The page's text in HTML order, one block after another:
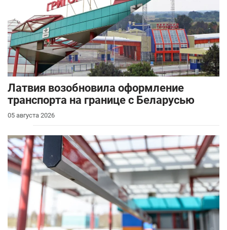
Латвия возобновила оформление
транспорта на границе с Беларусью
05 августа 2026